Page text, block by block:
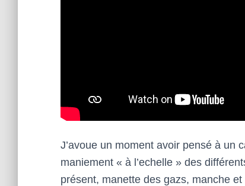
J’avoue un moment avoir pensé à un
maniement « à l’echelle » des
présent, manette des gazs, manche